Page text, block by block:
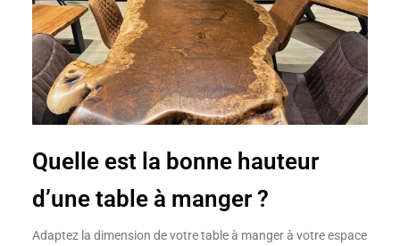
Quelle est la bonne hauteur
d’une table à manger ?
Adaptez la dimension de votre table à manger à votre espace